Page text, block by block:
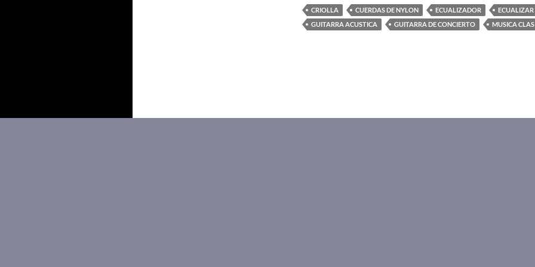
CRIOLLA CUERDAS DE NYLON ECUALIZADOR
ECUALIZAR
GUITARRA ACUSTICA
GUITARRA DE CONCIERTO MUSICA